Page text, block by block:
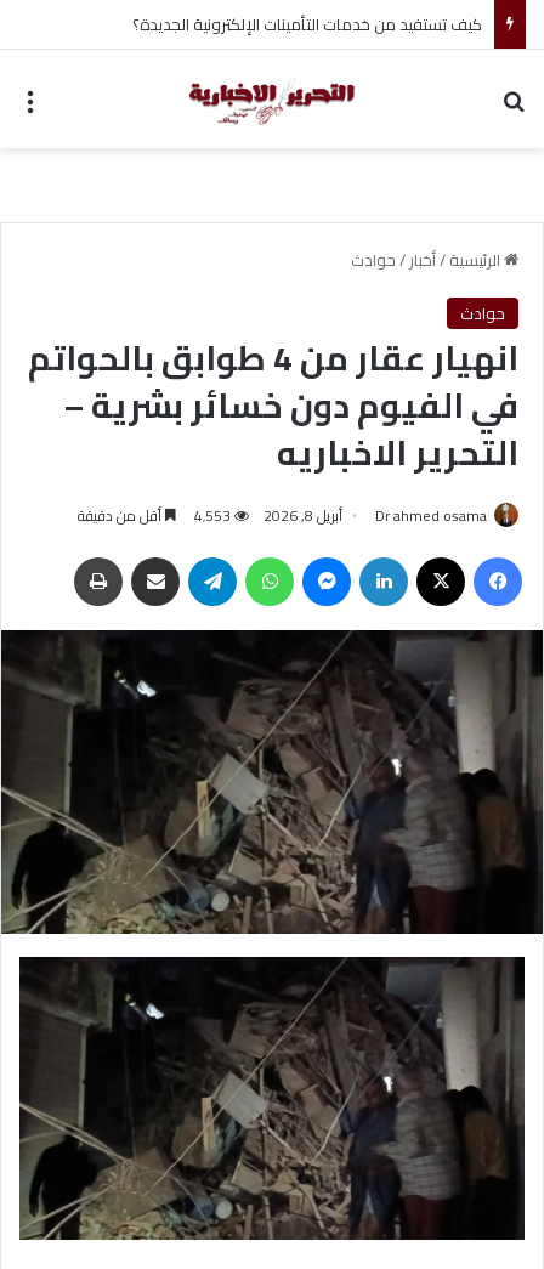
أحمد جابر حسين طه معلم القرآن لغير الناطقين من أسوان
الرئيسية/أخبار/حوادث
حوادث
انهيار عقار من 4 طوابق بالحواتم
في الفيوم دون خسائر بشرية –
التحرير الاخباريه
Dr ahmed osama أبريل 8, 2026 4٬553 أقل من دقيقة